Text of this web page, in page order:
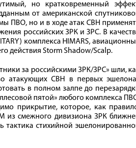
но кратковременный
от американской
ПВО, но и в ходе атак СВН
российских ЗРК и ЗРС. В
комплекса HIMARS,
действия Storm Shadow/Scalp.
за российскими ЗРК/ЗРС» шли,
атакующих СВН в первых
в полном залпе до
пятой» любого комплекса
прикрытие, которое, как
из смежного дивизиона ЗРК
тактика стихийной